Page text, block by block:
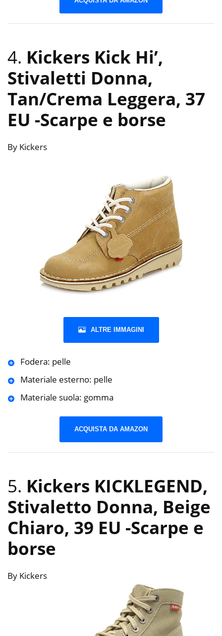
4. Kickers Kick Hi’,
Stivaletti Donna,
Tan/Crema Leggera, 37
EU -Scarpe e borse
By Kickers
ALTRE IMMAGINI
Fodera: pelle
Materiale esterno: pelle
Materiale suola: gomma
ACQUISTA DA AMAZON
5. Kickers KICKLEGEND,
Stivaletto Donna, Beige
Chiaro, 39 EU -Scarpe e
borse
By Kickers